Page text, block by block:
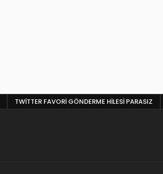
TWITTER FAVORI GÖNDERME HILESI PARASIZ